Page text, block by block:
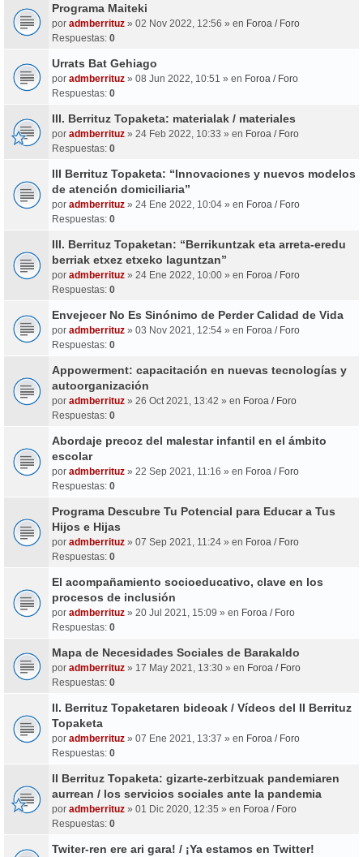
Programa Maiteki
por admberrituz » 02 Nov 2022, 12:56 » en Foroa / Foro
Respuestas: 0
Urrats Bat Gehiago
por admberrituz » 08 Jun 2022, 10:51 » en Foroa / Foro
Respuestas: 0
III. Berrituz Topaketa: materialak / materiales
por admberrituz » 24 Feb 2022, 10:33 » en Foroa / Foro
Respuestas: 0
III Berrituz Topaketa: “Innovaciones y nuevos modelos
de atención domiciliaria”
por admberrituz » 24 Ene 2022, 10:04 » en Foroa / Foro
Respuestas: 0
III. Berrituz Topaketan: “Berrikuntzak eta arreta-eredu
berriak etxez etxeko laguntzan”
por admberrituz » 24 Ene 2022, 10:00 » en Foroa / Foro
Respuestas: 0
Envejecer No Es Sinónimo de Perder Calidad de Vida
por admberrituz » 03 Nov 2021, 12:54 » en Foroa / Foro
Respuestas: 0
Appowerment: capacitación en nuevas tecnologías y
autoorganización
por admberrituz » 26 Oct 2021, 13:42 » en Foroa / Foro
Respuestas: 0
Abordaje precoz del malestar infantil en el ámbito
escolar
por admberrituz » 22 Sep 2021, 11:16 » en Foroa / Foro
Respuestas: 0
Programa Descubre Tu Potencial para Educar a Tus
Hijos e Hijas
por admberrituz » 07 Sep 2021, 11:24 » en Foroa / Foro
Respuestas: 0
El acompañamiento socioeducativo, clave en los
procesos de inclusión
por admberrituz » 20 Jul 2021, 15:09 » en Foroa / Foro
Respuestas: 0
Mapa de Necesidades Sociales de Barakaldo
por admberrituz » 17 May 2021, 13:30 » en Foroa / Foro
Respuestas: 0
II. Berrituz Topaketaren bideoak / Vídeos del II Berrituz
Topaketa
por admberrituz » 07 Ene 2021, 13:37 » en Foroa / Foro
Respuestas: 0
II Berrituz Topaketa: gizarte-zerbitzuak pandemiaren
aurrean / los servicios sociales ante la pandemia
por admberrituz » 01 Dic 2020, 12:35 » en Foroa / Foro
Respuestas: 0
Twiter-ren ere ari gara! / ¡Ya estamos en Twitter!